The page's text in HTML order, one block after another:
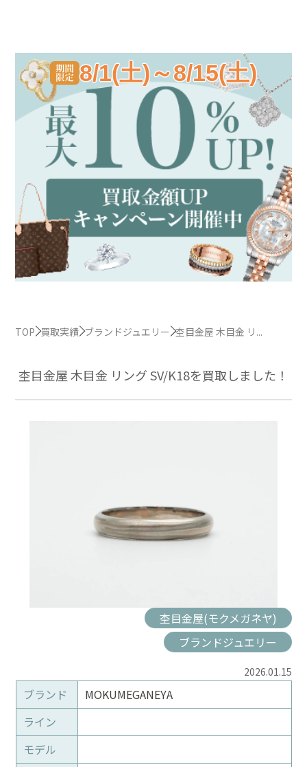
8/1(土)～8/15(土)
TOP 買取実績 ブランドジュエリー 杢目金屋 木目金 リ...
杢目金屋 木目金 リング SV/K18を買取しました！
杢目金屋(モクメガネヤ)
ブランドジュエリー
2026.01.15
ブランド
MOKUMEGANEYA
ライン
モデル